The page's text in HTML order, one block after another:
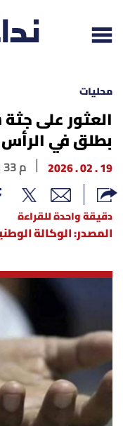
إقرأ الجريدة
لبنان
الغلاف
محليات
أسرار
متفرقات
نداء القرّاء
محليات
العثور على
بطلق في الرأس
19 . 02 . 2026 06 : 33 م
دقيقة واحدة للقراءة
المصدر: الوكالة